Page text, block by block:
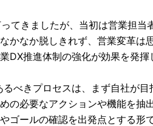
てきましたが、当初は営業担
かなか脱しきれず、営業変革は
DX推進体制の強化が効果を発揮
べきプロセスは、まず自社が
の必要なアクションや機能を抽
ゴールの確認を出発点とする形